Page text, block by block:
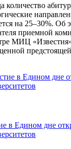
количество
на 25–30%. Об
приемной
МИЦ
в Едином дне